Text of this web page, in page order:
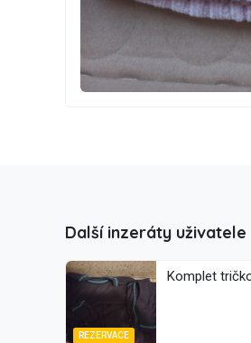
Další inzeráty uživatele
REZERVACE
Komplet